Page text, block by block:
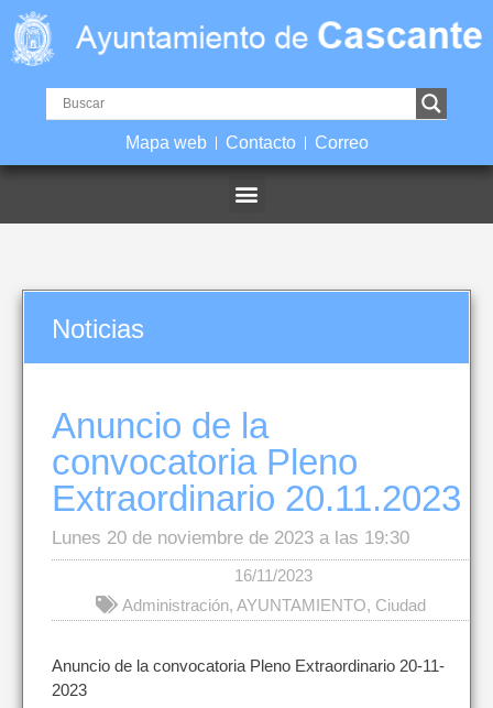
Mapa web Contacto Correo
Noticias
Anuncio de la
convocatoria Pleno
Extraordinario 20.11.2023
Lunes 20 de noviembre de 2023 a las 19:30
16/11/2023
Administración, AYUNTAMIENTO, Ciudad
Anuncio de la convocatoria Pleno Extraordinario 20-11-
2023